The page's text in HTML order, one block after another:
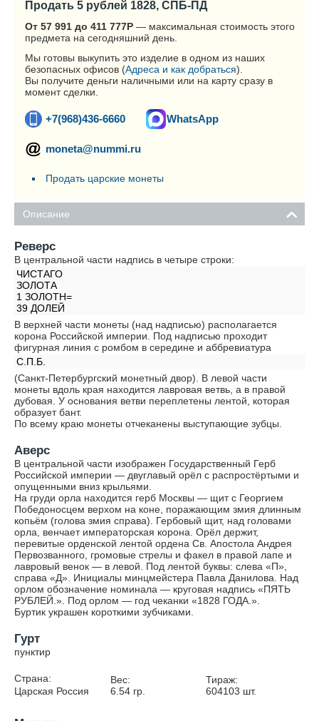
Продать 5 рублей 1828, СПБ-ПД
От 57 991 до 411 777Р — максимальная стоимость этого
предмета на сегодняшний день.
Мы готовы выкупить это изделие в одном из наших
безопасных офисов (Адреса и как добраться).
Вы получите деньги наличными или на карту сразу в
момент сделки.
+7(968)436-6660 WhatsApp
moneta@nummi.ru
Продать царские монеты
Описание
Реверс
В центральной части надпись в четыре строки:
ЧИСТАГО
ЗОЛОТА
1 ЗОЛОТН=
39 ДОЛЕЙ
В верхней части монеты (над надписью) располагается
корона Российской империи. Под надписью проходит
фигурная линия с ромбом в середине и аббревиатура
С.П.Б.
(Санкт-Петербургский монетный двор). В левой части
монеты вдоль края находится лавровая ветвь, а в правой
дубовая. У основания ветви переплетены лентой, которая
образует бант.
По всему краю монеты отчеканены выступающие зубцы.
Аверс
В центральной части изображен Государственный Герб
Российской империи — двуглавый орёл с распростёртыми и
опущенными вниз крыльями.
На груди орла находится герб Москвы — щит с Георгием
Победоносцем верхом на коне, поражающим змия длинным
копьём (голова змия справа). Гербовый щит, над головами
орла, венчает императорская корона. Орёл держит,
перевитые орденской лентой ордена Св. Апостола Андрея
Первозванного, громовые стрелы и факел в правой лапе и
лавровый венок — в левой. Под лентой буквы: слева «П»,
справа «Д». Инициалы минцмейстера Павла Данилова. Над
орлом обозначение номинала — круговая надпись «ПЯТЬ
РУБЛЕЙ.». Под орлом — год чеканки «1828 ГОДА.».
Буртик украшен короткими зубчиками.
Гурт
пунктир
Страна:
Царская Россия
Вес:
6.54гр.
Тираж:
604103 шт.